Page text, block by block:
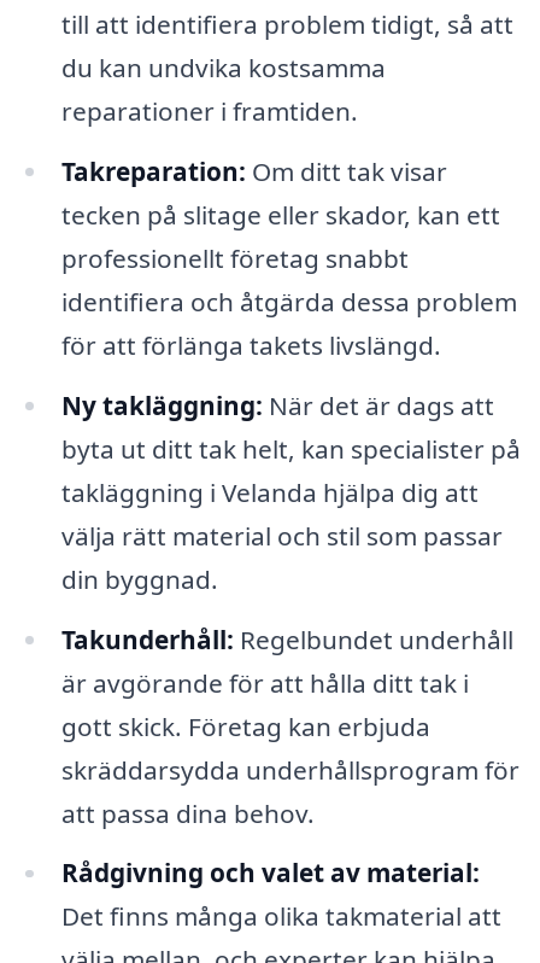
till att identifiera problem tidigt, så att
du kan undvika kostsamma
reparationer i framtiden.
Takreparation: Om ditt tak visar
tecken på slitage eller skador, kan ett
professionellt företag snabbt
identifiera och åtgärda dessa problem
för att förlänga takets livslängd.
Ny takläggning: När det är dags att
byta ut ditt tak helt, kan specialister på
takläggning i Velanda hjälpa dig att
välja rätt material och stil som passar
din byggnad.
Takunderhåll: Regelbundet underhåll
är avgörande för att hålla ditt tak i
gott skick. Företag kan erbjuda
skräddarsydda underhållsprogram för
att passa dina behov.
Rådgivning och valet av material:
Det finns många olika takmaterial att